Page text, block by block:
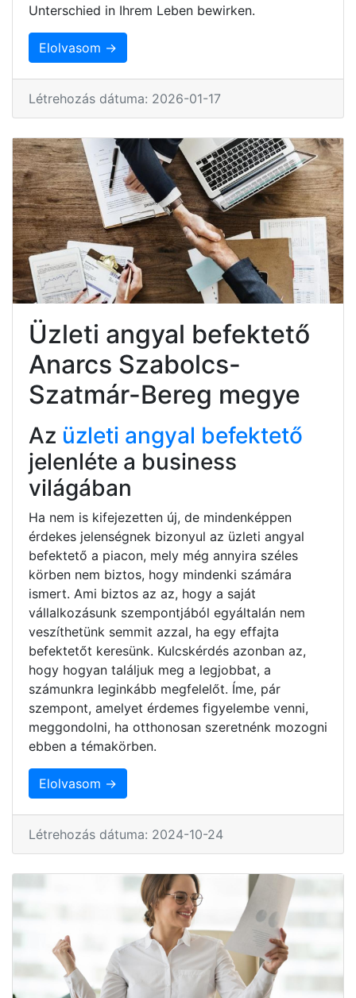
Unterschied in Ihrem Leben bewirken.
Elolvasom →
Létrehozás dátuma: 2026-01-17
Üzleti angyal befektető
Anarcs Szabolcs-
Szatmár-Bereg megye
Az üzleti angyal befektető
jelenléte a business
világában
Ha nem is kifejezetten új, de mindenképpen
érdekes jelenségnek bizonyul az üzleti angyal
befektető a piacon, mely még annyira széles
körben nem biztos, hogy mindenki számára
ismert. Ami biztos az az, hogy a saját
vállalkozásunk szempontjából egyáltalán nem
veszíthetünk semmit azzal, ha egy effajta
befektetőt keresünk. Kulcskérdés azonban az,
hogy hogyan találjuk meg a legjobbat, a
számunkra leginkább megfelelőt. Íme, pár
szempont, amelyet érdemes figyelembe venni,
meggondolni, ha otthonosan szeretnénk mozogni
ebben a témakörben.
Elolvasom →
Létrehozás dátuma: 2024-10-24